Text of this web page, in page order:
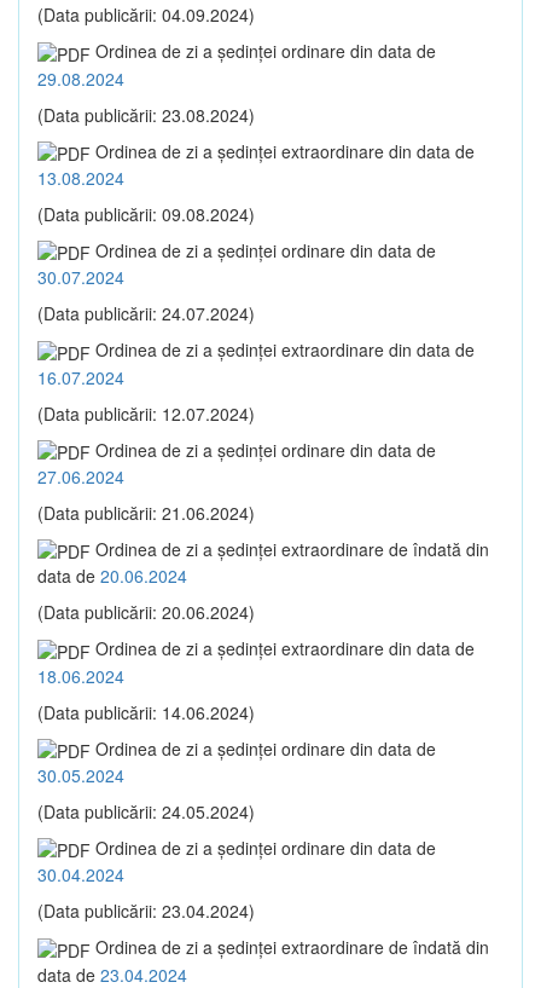
(Data publicării: 04.09.2024)
Ordinea de zi a şedinţei ordinare din data de
29.08.2024
(Data publicării: 23.08.2024)
Ordinea de zi a şedinţei extraordinare din data de
13.08.2024
(Data publicării: 09.08.2024)
Ordinea de zi a şedinţei ordinare din data de
30.07.2024
(Data publicării: 24.07.2024)
Ordinea de zi a şedinţei extraordinare din data de
16.07.2024
(Data publicării: 12.07.2024)
Ordinea de zi a şedinţei ordinare din data de
27.06.2024
(Data publicării: 21.06.2024)
Ordinea de zi a şedinţei extraordinare de îndată din
data de 20.06.2024
(Data publicării: 20.06.2024)
Ordinea de zi a şedinţei extraordinare din data de
18.06.2024
(Data publicării: 14.06.2024)
Ordinea de zi a şedinţei ordinare din data de
30.05.2024
(Data publicării: 24.05.2024)
Ordinea de zi a şedinţei ordinare din data de
30.04.2024
(Data publicării: 23.04.2024)
Ordinea de zi a şedinţei extraordinare de îndată din
data de 23.04.2024